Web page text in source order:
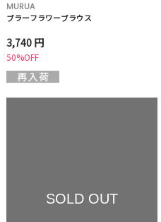
MURUA
ブラーフラワーブラウス
3,740 円
50%OFF
SOLD OUT